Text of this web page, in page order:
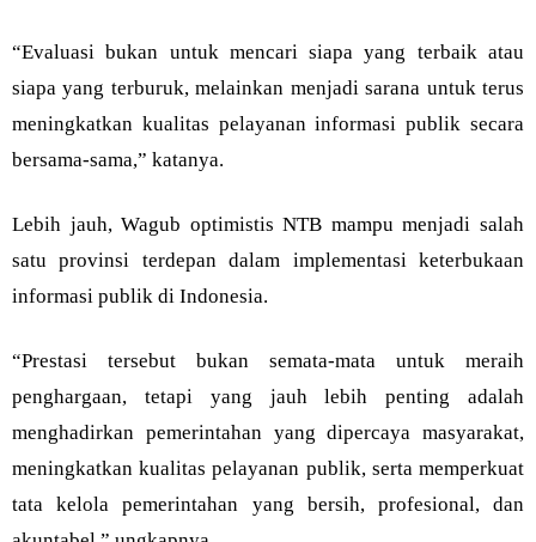
“Evaluasi bukan untuk mencari siapa yang terbaik atau
siapa yang terburuk, melainkan menjadi sarana untuk terus
meningkatkan kualitas pelayanan informasi publik secara
bersama-sama,” katanya.
Lebih jauh, Wagub optimistis NTB mampu menjadi salah
satu provinsi terdepan dalam implementasi keterbukaan
informasi publik di Indonesia.
“Prestasi tersebut bukan semata-mata untuk meraih
penghargaan, tetapi yang jauh lebih penting adalah
menghadirkan pemerintahan yang dipercaya masyarakat,
meningkatkan kualitas pelayanan publik, serta memperkuat
tata kelola pemerintahan yang bersih, profesional, dan